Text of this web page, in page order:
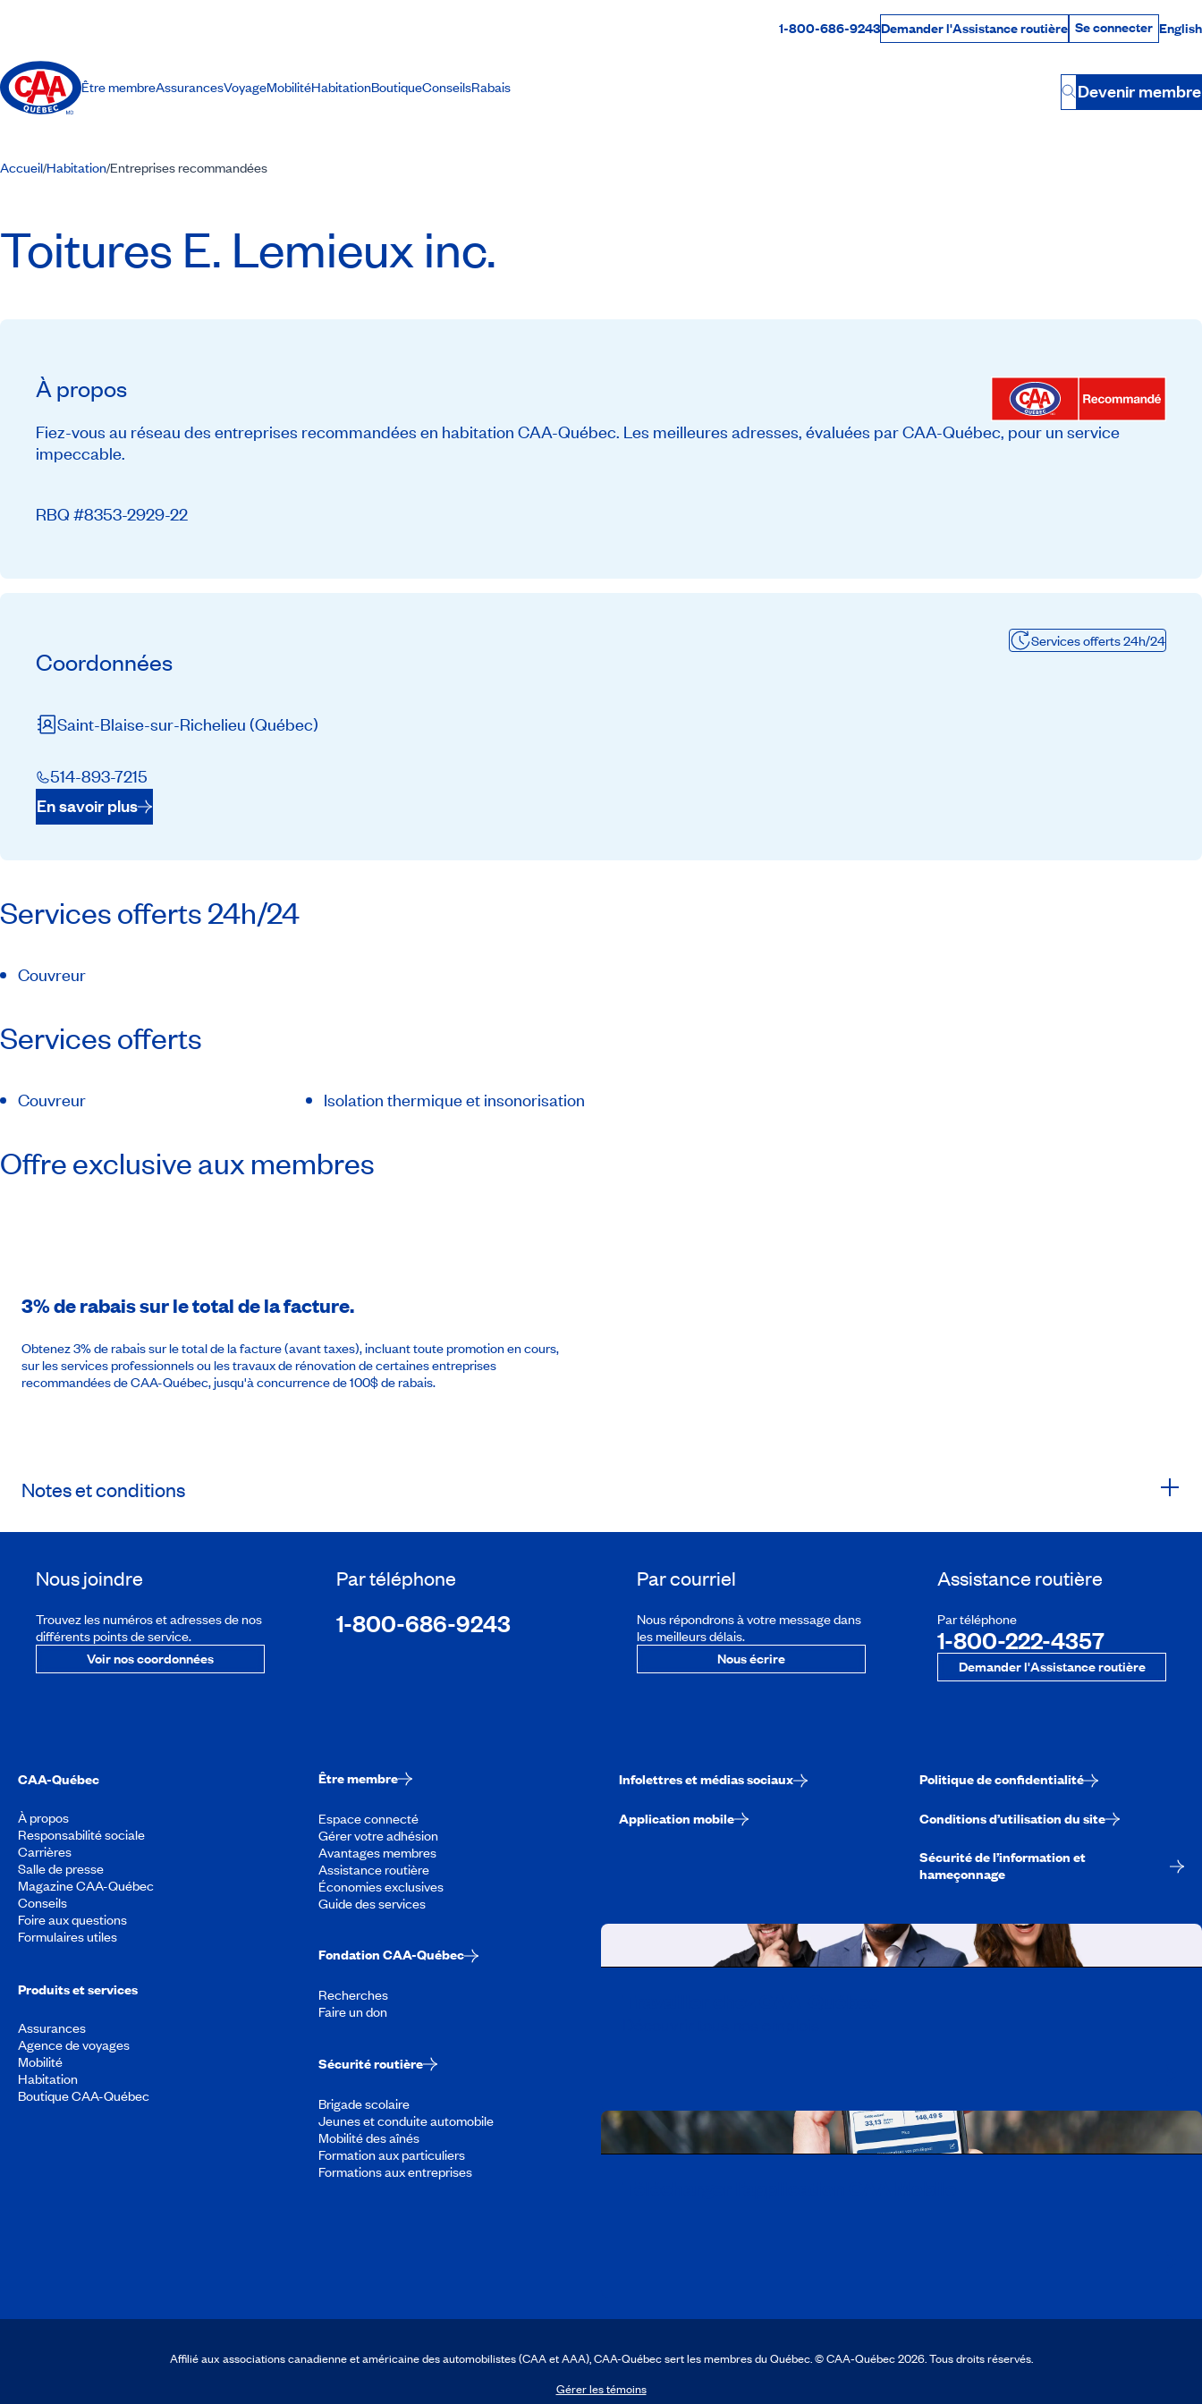
Par téléphone
1-800-686-9243Demander l'Assistance routière Se connecter
Se connecter English
Être membreAssurancesVoyageMobilitéHabitationBoutiqueConseilsRabais
Button
Devenir membre
Accueil/Habitation/Entreprises recommandées
Toitures E. Lemieux inc.
Recommandé par CAA-Québec
À propos
Fiez-vous au réseau des entreprises recommandées en habitation CAA-Québec. Les meilleures adresses, évaluées par CAA-Québec, pour un service
impeccable.
RBQ #8353-2929-22
Coordonnées
Services offerts 24h/24
Saint-Blaise-sur-Richelieu (Québec)
514-893-7215
En savoir plus
Services offerts 24h/24
Couvreur
Services offerts
Couvreur Isolation thermique et insonorisation
Offre exclusive aux membres
3% de rabais sur le total de la facture.
Obtenez 3% de rabais sur le total de la facture (avant taxes), incluant toute promotion en cours,
sur les services professionnels ou les travaux de rénovation de certaines entreprises
recommandées de CAA-Québec, jusqu'à concurrence de 100$ de rabais.
Notes et conditions
Nous joindre
Trouvez les numéros et adresses de nos
différents points de service.
Voir nos coordonnées
Par téléphone
1-800-686-9243
Par courriel
Nous répondrons à votre message dans
les meilleurs délais.
Nous écrire
Assistance routière
Par téléphone
1-800-222-4357
Demander l'Assistance routière
CAA-Québec
À propos
Responsabilité sociale
Carrières
Salle de presse
Magazine CAA-Québec
Conseils
Foire aux questions
Formulaires utiles
Produits et services
Assurances
Agence de voyages
Mobilité
Habitation
Boutique CAA-Québec
Être membre
Espace connecté
Gérer votre adhésion
Avantages membres
Assistance routière
Économies exclusives
Guide des services
Fondation CAA-Québec
Recherches
Faire un don
Sécurité routière
Brigade scolaire
Jeunes et conduite automobile
Mobilité des aînés
Formation aux particuliers
Formations aux entreprises
Infolettres et médias sociaux
Application mobile
Politique de confidentialité
Conditions d’utilisation du site
Sécurité de l’information et
hameçonnage
Affilié aux associations canadienne et américaine des automobilistes (CAA et AAA), CAA-Québec sert les membres du Québec. © CAA‑Québec 2026. Tous droits réservés.
Gérer les témoins